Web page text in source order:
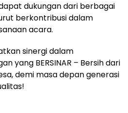
dukungan dari berbagai
berkontribusi dalam
acara.
sinergi dalam
yang BERSINAR – Bersih dari
demi masa depan generasi